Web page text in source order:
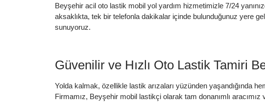
Beyşehir acil oto lastik mobil yol yardım hizmetimizle 7/24
aksaklıkta, tek bir telefonla dakikalar içinde bulunduğunuz yere
sunuyoruz.
Güvenilir ve Hızlı Oto Lastik Tamiri
Yolda kalmak, özellikle lastik arızaları yüzünden yaşandığında
Firmamız, Beyşehir mobil lastikçi olarak tam donanımlı